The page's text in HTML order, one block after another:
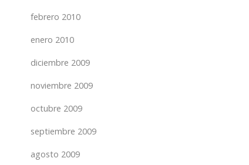
febrero 2010
enero 2010
diciembre 2009
noviembre 2009
octubre 2009
septiembre 2009
agosto 2009